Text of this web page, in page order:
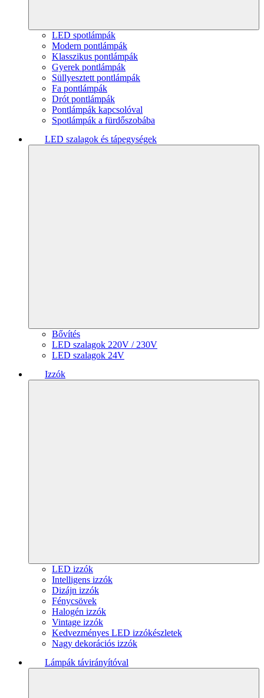
LED spotlámpák
Modern pontlámpák
Klasszikus pontlámpák
Gyerek pontlámpák
Süllyesztett pontlámpák
Fa pontlámpák
Drót pontlámpák
Pontlámpák kapcsolóval
Spotlámpák a fürdőszobába
LED szalagok és tápegységek
Bővítés
LED szalagok 220V / 230V
LED szalagok 24V
Izzók
LED izzók
Intelligens izzók
Dizájn izzók
Fénycsövek
Halogén izzók
Vintage izzók
Kedvezményes LED izzókészletek
Nagy dekorációs izzók
Lámpák távirányítóval